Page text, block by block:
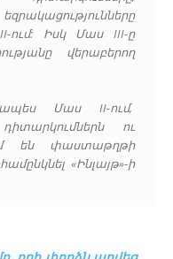
ում: Իսկ Մաս III-ը
վերաբերող
Մաս II-ում,
ու
են փաստաթղթի
«Ինլայթ»-ի